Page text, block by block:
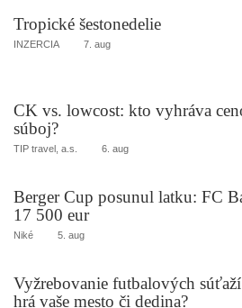
Tropické šestonedelie
INZERCIA 7. aug
CK vs. lowcost: kto vyhráva
súboj?
TIP travel, a.s. 6. aug
Berger Cup posunul latku: FC
17 500 eur
Niké 5. aug
Vyžrebovanie futbalových
hrá vaše mesto či dedina?